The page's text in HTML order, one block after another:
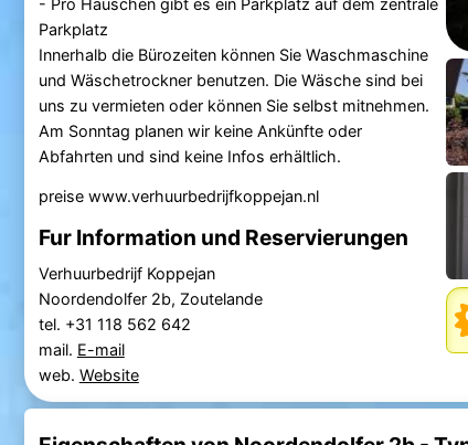
Parkplatz
Innerhalb die Bürozeiten können Sie Waschmaschine
und Wäschetrockner benutzen. Die Wäsche sind bei
uns zu vermieten oder können Sie selbst mitnehmen.
Am Sonntag planen wir keine Ankünfte oder
Abfahrten und sind keine Infos erhältlich.
preise www.verhuurbedrijfkoppejan.nl
Fur Information und Reservierungen
Verhuurbedrijf Koppejan
Noordendolfer 2b, Zoutelande
tel. +31 118 562 642
mail. E-mail
web. Website